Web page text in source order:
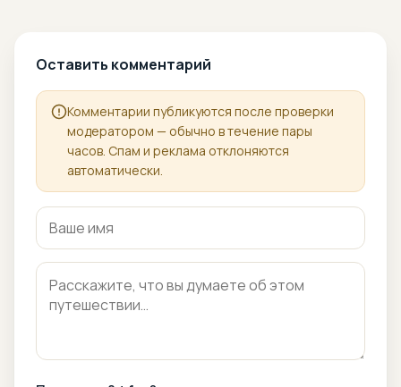
Оставить комментарий
Комментарии публикуются после проверки
модератором — обычно в течение пары
часов. Спам и реклама отклоняются
автоматически.